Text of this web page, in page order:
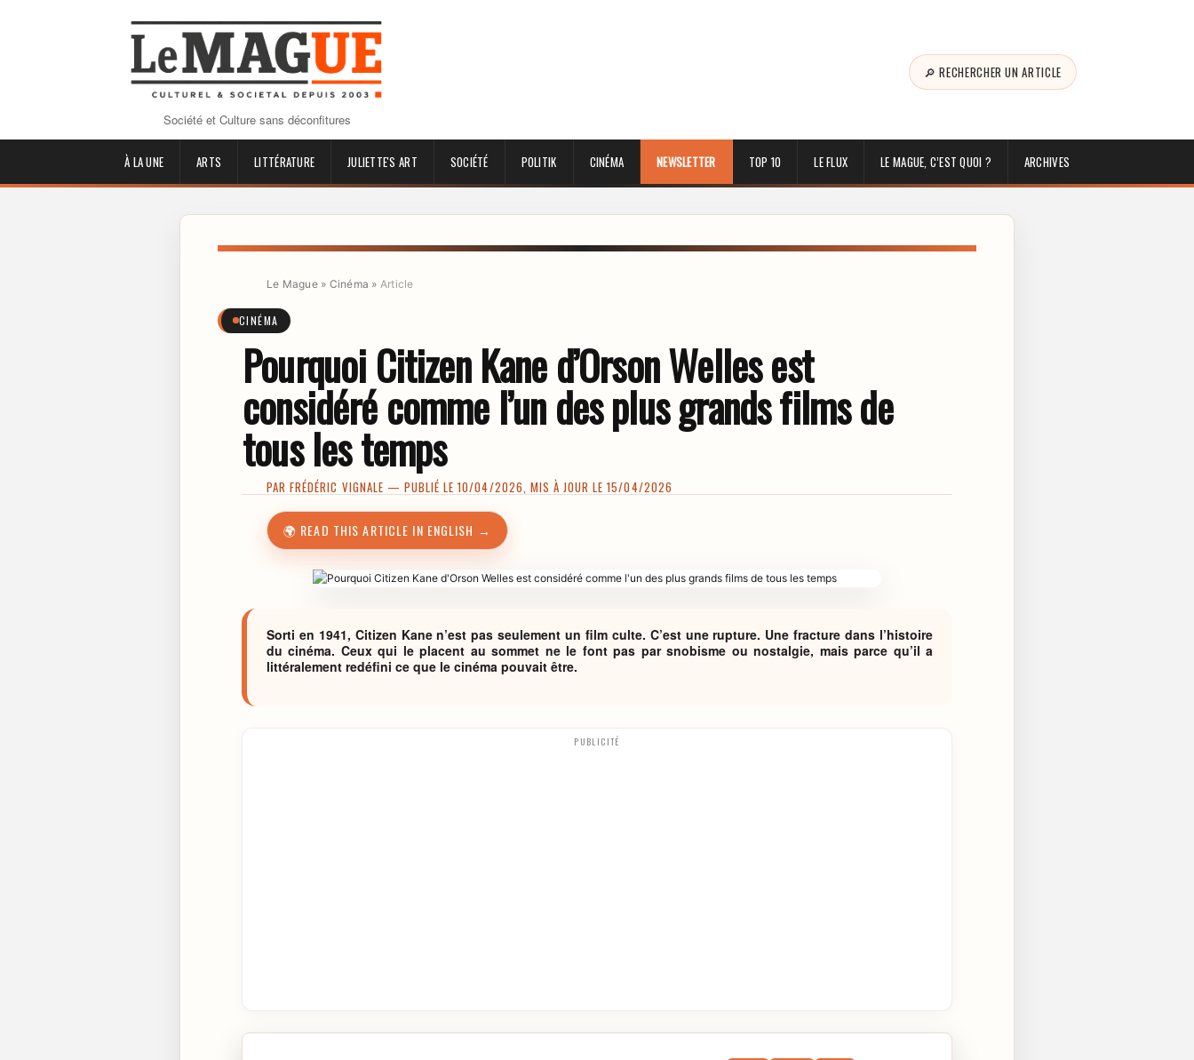
Société et Culture sans déconfitures
🔎 RECHERCHER UN ARTICLE
À LA UNE ARTS LITTÉRATURE JULIETTE'S ART SOCIÉTÉ POLITIK CINÉMA NEWSLETTER TOP 10 LE FLUX LE MAGUE, C’EST QUOI ? ARCHIVES
Le Mague» Cinéma » Article
CINÉMA
Pourquoi Citizen Kane d’Orson Welles est
considéré comme l’un des plus grands films de
tous les temps
PARFRÉDÉRIC VIGNALE — PUBLIÉ LE 10/04/2026, MIS À JOUR LE 15/04/2026
🌍 READ THIS ARTICLE IN ENGLISH →
Sorti en 1941, Citizen Kane n’est pas seulement un film culte. C’est une rupture. Une fracture dans l’histoire
du cinéma. Ceux qui le placent au sommet ne le font pas par snobisme ou nostalgie, mais parce qu’il a
littéralement redéfini ce que le cinéma pouvait être.
PUBLICITÉ